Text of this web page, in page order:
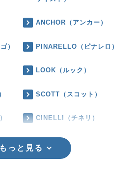
ANCHOR（アンカー）
） PINARELLO（ピナレロ）
LOOK（ルック）
SCOTT（スコット）
CINELLI（チネリ）
もっと見る